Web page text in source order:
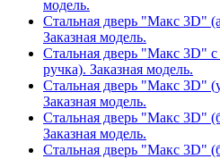
модель.
Стальная дверь "Макс 3D"
Заказная модель.
Стальная дверь "Макс 3D" с
ручка). Заказная модель.
Стальная дверь "Макс 3D"
Заказная модель.
Стальная дверь "Макс 3D"
Заказная модель.
Стальная дверь "Макс 3D"